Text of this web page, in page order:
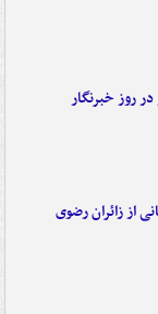
روز خبرنگار
از زائران رضوی